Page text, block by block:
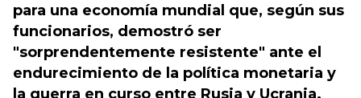
para una economía mundial que, según sus
funcionarios, demostró ser
"sorprendentemente resistente" ante el
endurecimiento de la política monetaria y
la guerra en curso entre Rusia y Ucrania.